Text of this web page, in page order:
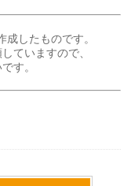
したものです。
ていますので、
す。